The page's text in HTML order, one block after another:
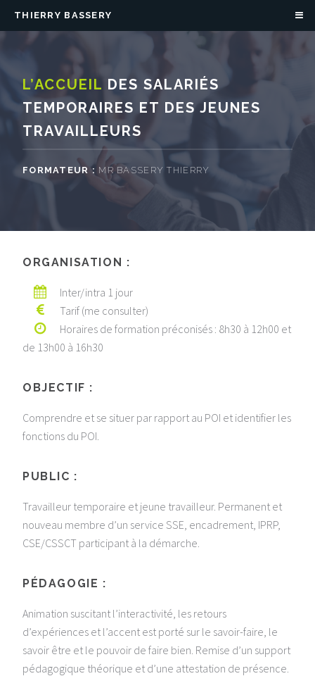
THIERRY BASSERY
L’ACCUEIL DES SALARIÉS
TEMPORAIRES ET DES JEUNES
TRAVAILLEURS
FORMATEUR : MR BASSERY THIERRY
ORGANISATION :
Inter/intra 1 jour
Tarif (me consulter)
Horaires de formation préconisés : 8h30 à 12h00 et
de 13h00 à 16h30
OBJECTIF :
Comprendre et se situer par rapport au POI et identifier les
fonctions du POI.
PUBLIC :
Travailleur temporaire et jeune travailleur. Permanent et
nouveau membre d’un service SSE, encadrement, IPRP,
CSE/CSSCT participant à la démarche.
PÉDAGOGIE :
Animation suscitant l’interactivité, les retours
d’expériences et l’accent est porté sur le savoir-faire, le
savoir être et le pouvoir de faire bien. Remise d’un support
pédagogique théorique et d’une attestation de présence.